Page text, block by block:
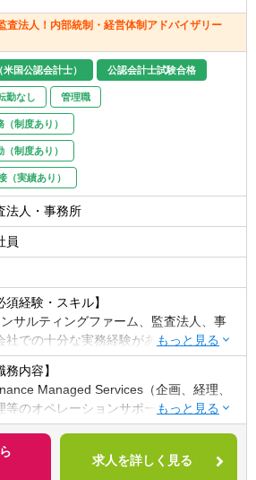
査法人！内部統制・経営体制アドバイザリー
国公認会計士） 公認会計士試験合格
勤なし 管理職
制度あり）
制度あり）
（実績あり）
法人・事務所
員
須経験・スキル】
サルティングファーム、監査法人、事
社での十分な実務経験があること
、J-SOX、PMI、海外子会社管理、持株
設立に係るアドバイザリー業務あるいは
企業での当該実務の経験5年以上
や決算DXツールの導入プロジェクトの
があること
迎経験・スキル】
務内容】
Managed Services（企画、経理、
等のオペレーションサポート）
計基準導入サポート
早期化に係る助言業務
の効率化（業務改善、RPA）に係る助
求人を詳しく見る